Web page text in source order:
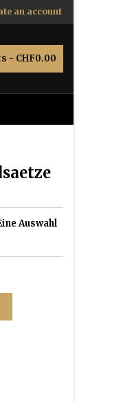
an account
- CHF0.00
Auswahl